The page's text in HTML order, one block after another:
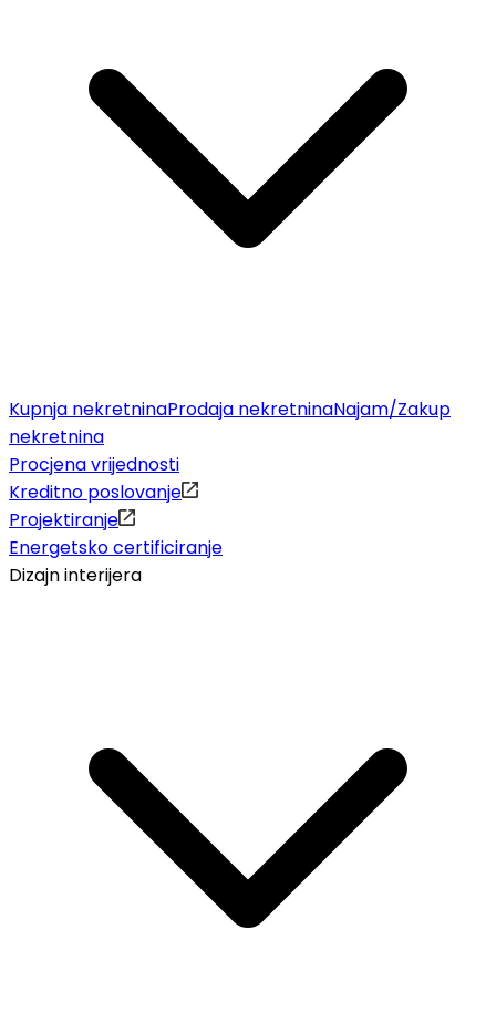
Kupnja nekretninaProdaja nekretninaNajam/Zakup
nekretnina
Procjena vrijednosti
Kreditno poslovanje
Projektiranje
Energetsko certificiranje
Dizajn interijera